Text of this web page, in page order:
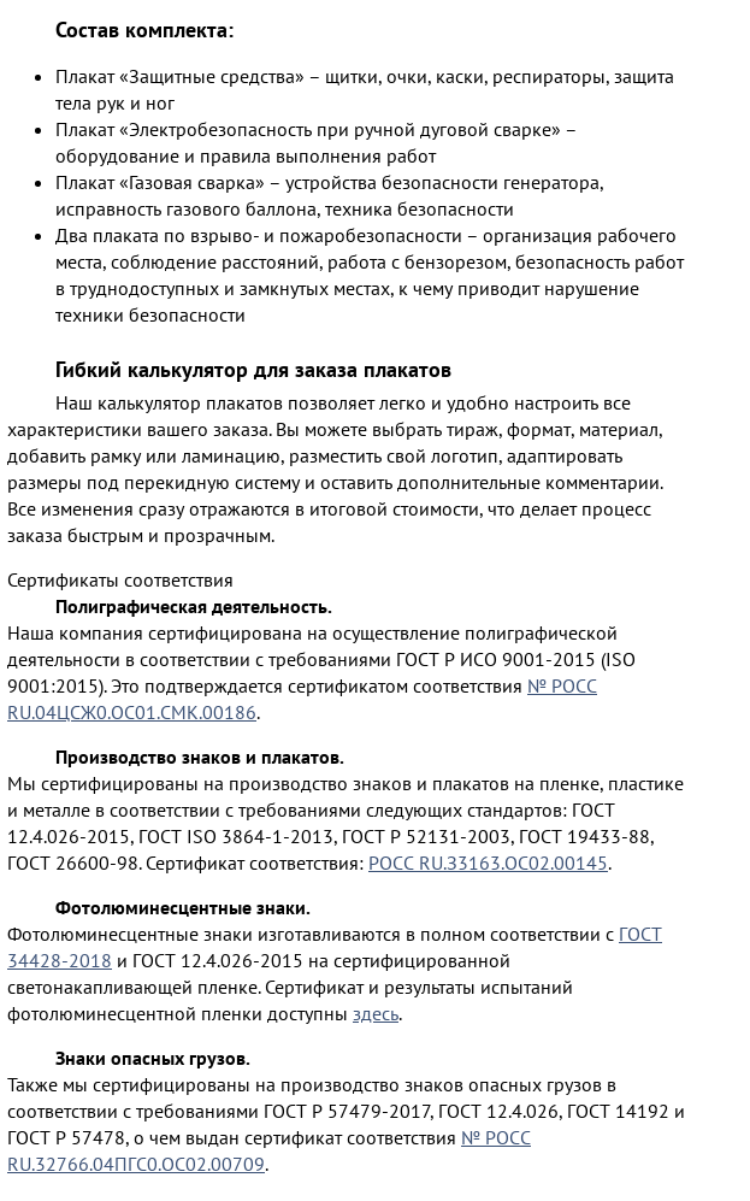
Состав комплекта:
Плакат «Защитные средства» – щитки, очки, каски, респираторы, защита
тела рук и ног
Плакат «Электробезопасность при ручной дуговой сварке» –
оборудование и правила выполнения работ
Плакат «Газовая сварка» – устройства безопасности генератора,
исправность газового баллона, техника безопасности
Два плаката по взрыво- и пожаробезопасности – организация рабочего
места, соблюдение расстояний, работа с бензорезом, безопасность работ
в труднодоступных и замкнутых местах, к чему приводит нарушение
техники безопасности
Гибкий калькулятор для заказа плакатов
Наш калькулятор плакатов позволяет легко и удобно настроить все
характеристики вашего заказа. Вы можете выбрать тираж, формат, материал,
добавить рамку или ламинацию, разместить свой логотип, адаптировать
размеры под перекидную систему и оставить дополнительные комментарии.
Все изменения сразу отражаются в итоговой стоимости, что делает процесс
заказа быстрым и прозрачным.
Сертификаты соответствия
Полиграфическая деятельность.
Наша компания сертифицирована на осуществление полиграфической
деятельности в соответствии с требованиями ГОСТ Р ИСО 9001-2015 (ISO
9001:2015). Это подтверждается сертификатом соответствия № РОСС
RU.04ЦСЖ0.ОС01.СМК.00186.
Производство знаков и плакатов.
Мы сертифицированы на производство знаков и плакатов на пленке, пластике
и металле в соответствии с требованиями следующих стандартов: ГОСТ
12.4.026-2015, ГОСТ ISO 3864-1-2013, ГОСТ Р 52131-2003, ГОСТ 19433-88,
ГОСТ 26600-98. Сертификат соответствия: РОСС RU.З3163.ОС02.00145.
Фотолюминесцентные знаки.
Фотолюминесцентные знаки изготавливаются в полном соответствии с ГОСТ
34428-2018 и ГОСТ 12.4.026-2015 на сертифицированной
светонакапливающей пленке. Сертификат и результаты испытаний
фотолюминесцентной пленки доступны здесь.
Знаки опасных грузов.
Также мы сертифицированы на производство знаков опасных грузов в
соответствии с требованиями ГОСТ Р 57479-2017, ГОСТ 12.4.026, ГОСТ 14192 и
ГОСТ Р 57478, о чем выдан сертификат соответствия № РОСС
RU.32766.04ПГС0.ОС02.00709.